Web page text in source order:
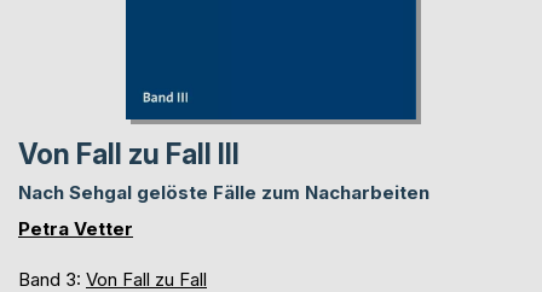
Von Fall zu Fall III
Nach Sehgal gelöste Fälle zum Nacharbeiten
Petra Vetter
Band 3: Von Fall zu Fall